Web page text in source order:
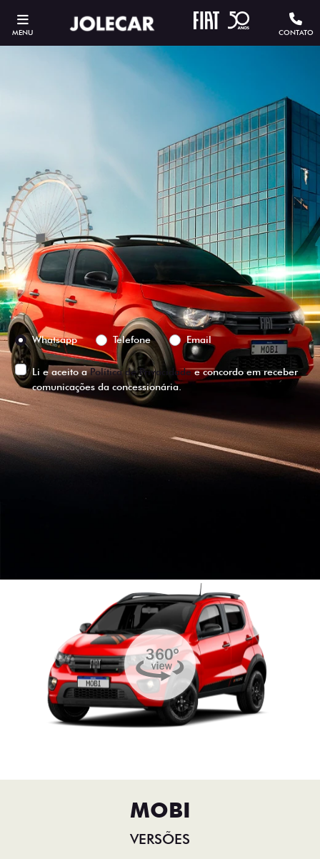
MENU CONTATO
ESTOU INTERESSADO
Versão escolhida
Preferência de contato:
Whatsapp
Telefone Email
Li e aceito aPolítica de Privacidadee concordo em receber
comunicações da concessionária.
ENTRAR EM CONTATO
MOBI
VERSÕES